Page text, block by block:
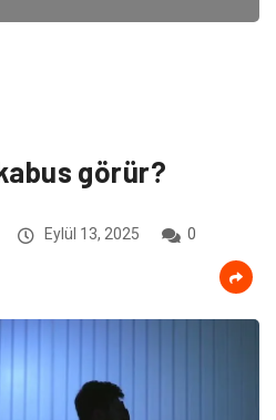
görür?
Eylül 13, 2025 0